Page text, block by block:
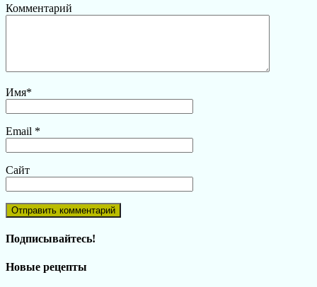
Комментарий
Имя*
Email *
Сайт
Подписывайтесь!
Новые рецепты